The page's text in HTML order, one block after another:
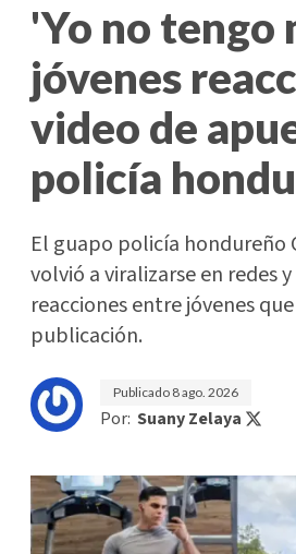
'Yo no tengo
jóvenes
video de
policía
El guapo policía hondureño
volvió a viralizarse en redes
reacciones entre jóvenes
publicación.
Publicado 8 ago. 2026
Por: Suany Zelaya